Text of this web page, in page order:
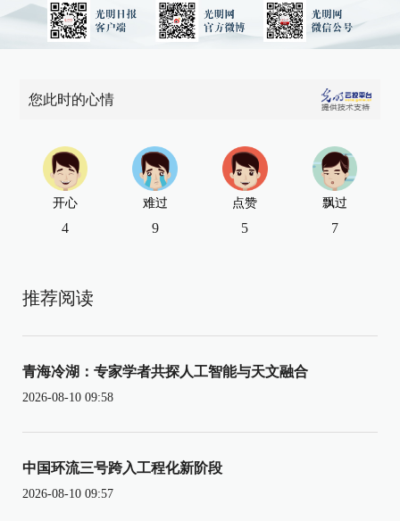
您此时的心情
开心
4
难过
9
点赞
5
飘过
7
推荐阅读
青海冷湖：专家学者共探人工智能与天文融合
2026-08-10 09:58
中国环流三号跨入工程化新阶段
2026-08-10 09:57